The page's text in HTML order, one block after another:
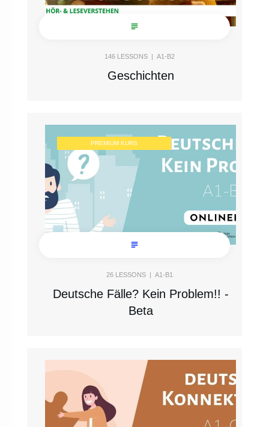
146LESSONS | A1-B2
Geschichten
PREMIUM KURS
26LESSONS | A1-B1
Deutsche Fälle? Kein Problem!! -
Beta